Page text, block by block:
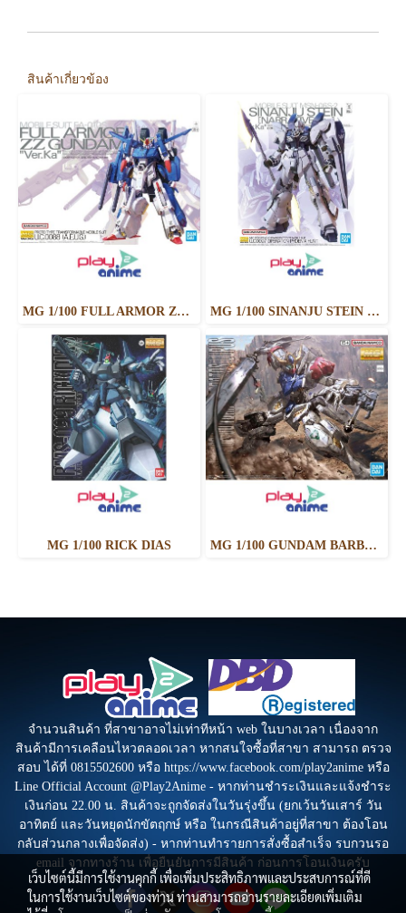
สินค้าเกี่ยวข้อง
MG 1/100 FULL ARMOR ZZ GUNDAM Ver.Ka MG 1/100 SINANJU STEIN (NARRATIVE VER.) VER.KA
MG 1/100 RICK DIAS MG 1/100 GUNDAM BARBATOS LUPUS
จำนวนสินค้า ที่สาขาอาจไม่เท่าทีหน้า web ในบางเวลา เนื่องจาก
สินค้ามีการเคลือนไหวตลอดเวลา หากสนใจซื้อที่สาขา สามารถ ตรวจ
สอบ ได้ที่ 0815502600 หรือ https://www.facebook.com/play2anime หรือ
Line Official Account @Play2Anime - หากท่านชำระเงินและแจ้งชำระ
เงินก่อน 22.00 น. สินค้าจะถูกจัดส่งในวันรุ่งขึ้น (ยกเว้นวันเสาร์ วัน
อาทิตย์ และวันหยุดนักขัตฤกษ์ หรือ ในกรณีสินค้าอยู่ที่สาขา ต้องโอน
กลับส่วนกลางเพื่อจัดส่ง) - หากท่านทำรายการสั่งซื้อสำเร็จ รบกวนรอ
email จากทางร้าน เพื่อยืนยันการมีสินค้า ก่อนการโอนเงินครับ
เว็บไซต์นี้มีการใช้งานคุกกี้ เพื่อเพิ่มประสิทธิภาพและประสบการณ์ที่ดี
ในการใช้งานเว็บไซต์ของท่าน ท่านสามารถอ่านรายละเอียดเพิ่มเติม